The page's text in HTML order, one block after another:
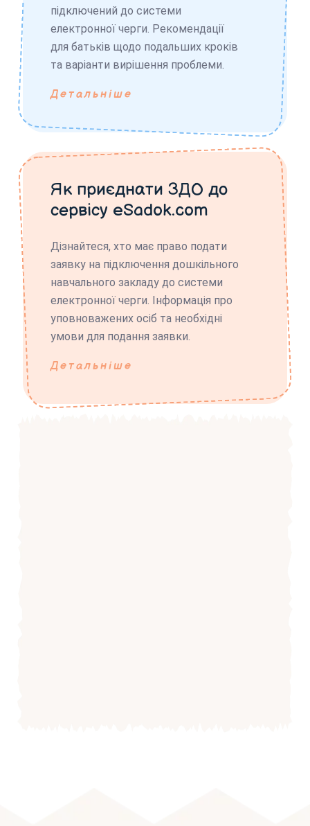
підключений до системи
електронної черги. Рекомендації
для батьків щодо подальших кроків
та варіанти вирішення проблеми.
Детальніше
Як приєднати ЗДО до
сервісу eSadok.com
Дізнайтеся, хто має право подати
заявку на підключення дошкільного
навчального закладу до системи
електронної черги. Інформація про
уповноважених осіб та необхідні
умови для подання заявки.
Детальніше